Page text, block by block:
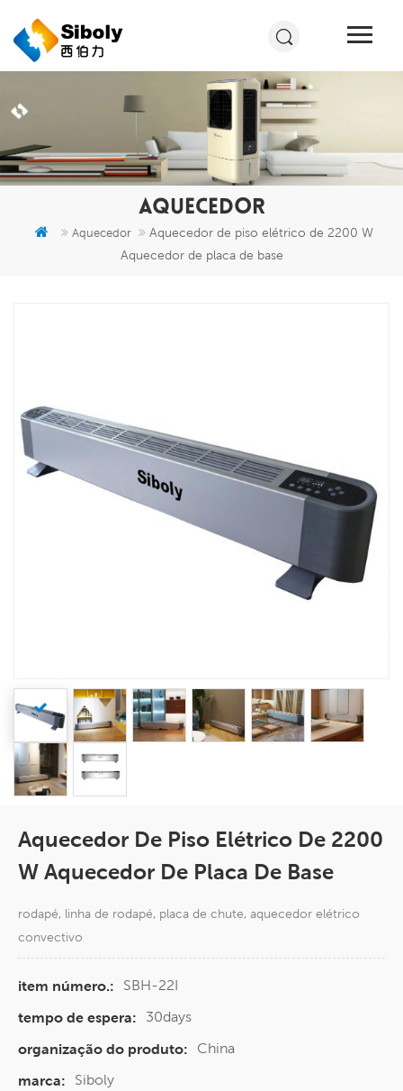
AQUECEDOR
Aquecedor
Aquecedor de piso elétrico de 2200 W
Aquecedor de placa de base
Aquecedor De Piso Elétrico De 2200
W Aquecedor De Placa De Base
rodapé, linha de rodapé, placa de chute, aquecedor elétrico
convectivo
item número.:
SBH-22I
tempo de espera:
30days
organização do produto:
China
marca:
Siboly